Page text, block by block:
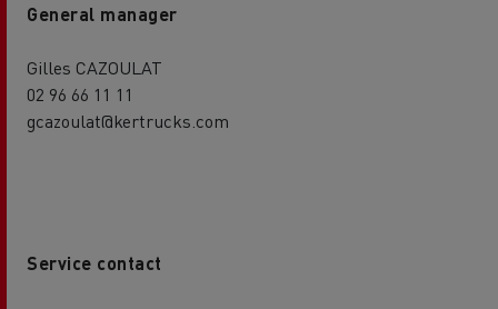
General manager
Gilles CAZOULAT
02 96 66 11 11
gcazoulat@kertrucks.com
Service contact